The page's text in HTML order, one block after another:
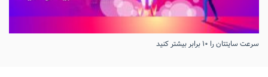
سرعت سایتتان را ۱۰ برابر بیشتر کنید